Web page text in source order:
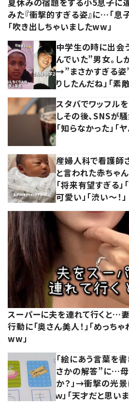
みた『衝撃的すぎる姿』に…「息
「吹き出しちゃいましたww」
中学生の時に出会
んでいた”男女。
→”まさかすぎる姿
りしたんだね」「素
スタバでワッフル
しその後、SNSが
「知らなかった」「
産婦人科で看護師
と言われた赤ちゃ
「将来有望すぎる」
可愛い」「渋い～！」
スーパーに夫を連れて行くと…妻
行動に「奥さん美人！」「めっち
ww」
「絵にあう言葉を
さかの解答”に…母
か？」→衝撃の光景
ｗ」「天才だと思いま